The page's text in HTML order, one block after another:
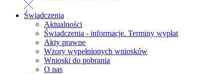
Świadczenia
Aktualności
Świadczenia - informacje. Terminy wypłat
Akty prawne
Wzory wypełnionych wniosków
Wnioski do pobrania
O nas